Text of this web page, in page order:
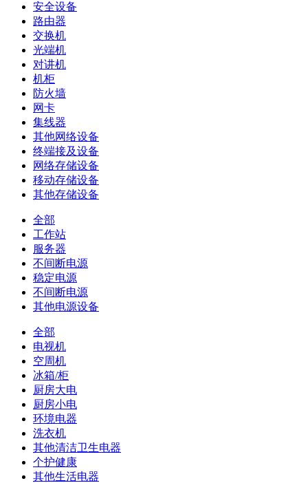
安全设备
路由器
交换机
光端机
对讲机
机柜
防火墙
网卡
集线器
其他网络设备
终端接及设备
网络存储设备
移动存储设备
其他存储设备
全部
工作站
服务器
不间断电源
稳定电源
不间断电源
其他电源设备
全部
电视机
空周机
冰箱/柜
厨房大电
厨房小电
环境电器
洗衣机
其他清洁卫生电器
个护健康
其他生活电器